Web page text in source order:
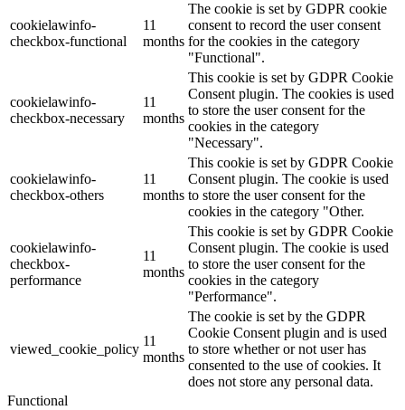
cookielawinfo-
checkbox-functional
11
months
The cookie is set by GDPR cookie
consent to record the user consent
for the cookies in the category
"Functional".
cookielawinfo-
checkbox-necessary
11
months
This cookie is set by GDPR Cookie
Consent plugin. The cookies is used
to store the user consent for the
cookies in the category
"Necessary".
cookielawinfo-
checkbox-others
11
months
This cookie is set by GDPR Cookie
Consent plugin. The cookie is used
to store the user consent for the
cookies in the category "Other.
cookielawinfo-
checkbox-
performance
11
months
This cookie is set by GDPR Cookie
Consent plugin. The cookie is used
to store the user consent for the
cookies in the category
"Performance".
viewed_cookie_policy
11
months
The cookie is set by the GDPR
Cookie Consent plugin and is used
to store whether or not user has
consented to the use of cookies. It
does not store any personal data.
Functional